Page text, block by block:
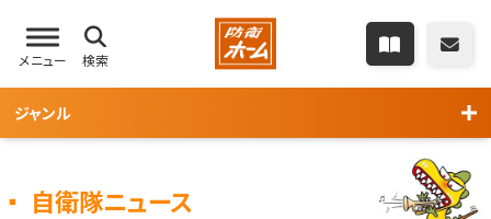
メニュー 検索
ジャンル
自衛隊ニュース